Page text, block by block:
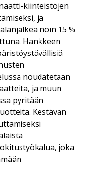
kiinteistöjen
ja
noin 15 %
Hankkeen
noudatetaan
ja muun
pyritään
Kestävän
joka